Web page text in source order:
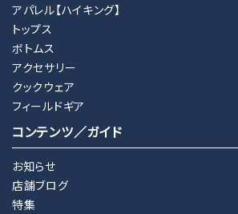
アパレル【ハイキング】
トップス
ボトムス
アクセサリー
クックウェア
フィールドギア
コンテンツ／ガイド
お知らせ
店舗ブログ
特集